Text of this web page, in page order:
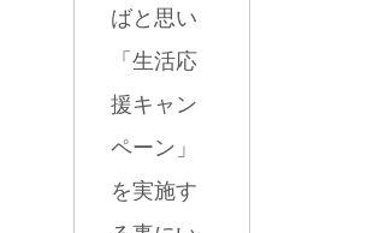
ばと思い
「生活応
援キャン
ペーン」
を実施す